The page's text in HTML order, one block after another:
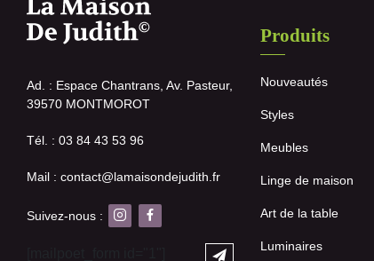
Ad. : Espace Chantrans, Av. Pasteur,
39570 MONTMOROT
Tél. : 03 84 43 53 96
Mail : contact@lamaisondejudith.fr
Suivez-nous :
Produits
Nouveautés
Styles
Meubles
Linge de maison
Art de la table
Luminaires